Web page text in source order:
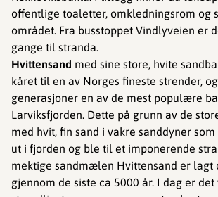
offentlige toaletter, omkledningsrom og
området. Fra busstoppet Vindlyveien er
gange til stranda.
Hvittensand med sine store, hvite
kåret til en av Norges fineste strender,
generasjoner en av de mest populære
Larviksfjorden. Dette på grunn av de
med hvit, fin sand i vakre sanddyner
ut i fjorden og ble til et imponerende
mektige sandmælen Hvittensand er lagt
gjennom de siste ca 5000 år. I dag er det